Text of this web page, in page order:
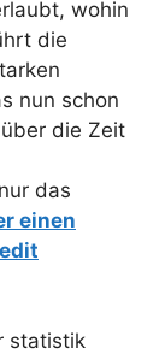
wohin
die
nun schon
die Zeit
das
einen